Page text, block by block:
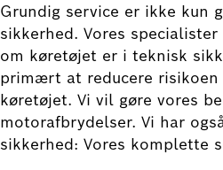
Grundig service er ikke kun
sikkerhed. Vores
om køretøjet er i teknisk
primært at reducere
køretøjet. Vi vil gøre vores
motorafbrydelser. Vi har
sikkerhed: Vores komplette